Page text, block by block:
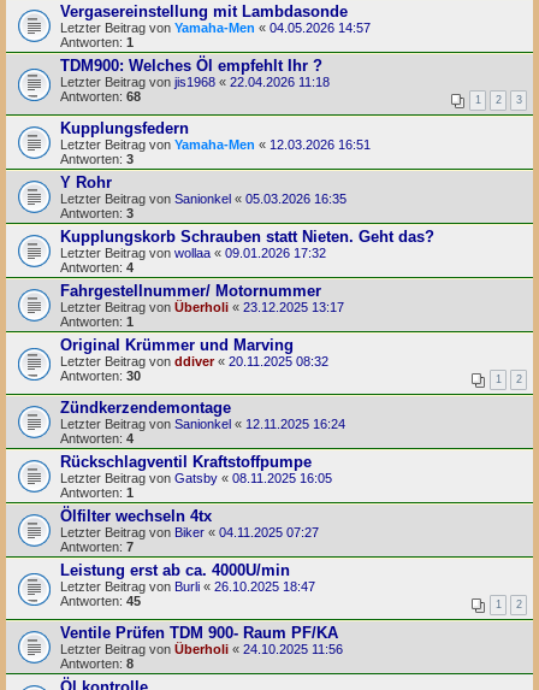
Vergasereinstellung mit Lambdasonde
Letzter Beitrag von Yamaha-Men « 04.05.2026 14:57
Antworten: 1
TDM900: Welches Öl empfehlt Ihr ?
Letzter Beitrag von jis1968 « 22.04.2026 11:18
Antworten: 68 1 2 3
Kupplungsfedern
Letzter Beitrag von Yamaha-Men « 12.03.2026 16:51
Antworten: 3
Y Rohr
Letzter Beitrag von Sanionkel « 05.03.2026 16:35
Antworten: 3
Kupplungskorb Schrauben statt Nieten. Geht das?
Letzter Beitrag von wollaa « 09.01.2026 17:32
Antworten: 4
Fahrgestellnummer/ Motornummer
Letzter Beitrag von Überholi « 23.12.2025 13:17
Antworten: 1
Original Krümmer und Marving
Letzter Beitrag von ddiver« 20.11.2025 08:32
Antworten: 30 1 2
Zündkerzendemontage
Letzter Beitrag von Sanionkel « 12.11.2025 16:24
Antworten: 4
Rückschlagventil Kraftstoffpumpe
Letzter Beitrag von Gatsby « 08.11.2025 16:05
Antworten: 1
Ölfilter wechseln 4tx
Letzter Beitrag von Biker « 04.11.2025 07:27
Antworten: 7
Leistung erst ab ca. 4000U/min
Letzter Beitrag von Burli « 26.10.2025 18:47
Antworten: 45 1 2
Ventile Prüfen TDM 900- Raum PF/KA
Letzter Beitrag von Überholi « 24.10.2025 11:56
Antworten: 8
Öl kontrolle